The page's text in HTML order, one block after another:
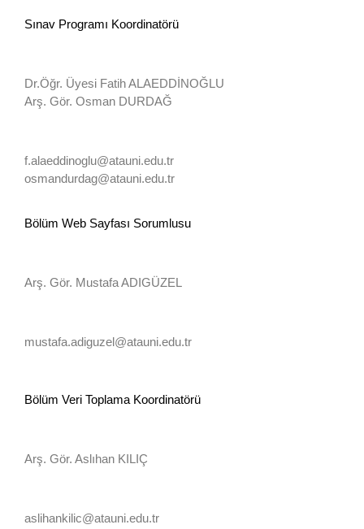
Sınav Programı Koordinatörü
Dr.Öğr. Üyesi Fatih ALAEDDİNOĞLU
Arş. Gör. Osman DURDAĞ
f.alaeddinoglu@atauni.edu.tr
osmandurdag@atauni.edu.tr
Bölüm Web Sayfası Sorumlusu
Arş. Gör. Mustafa ADIGÜZEL
mustafa.adiguzel@atauni.edu.tr
Bölüm Veri Toplama Koordinatörü
Arş. Gör. Aslıhan KILIÇ
aslihankilic@atauni.edu.tr